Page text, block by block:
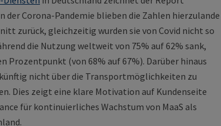
der Corona-Pandemie blieben die Zahlen hierzulande
zurück, gleichzeitig wurden sie von Covid nicht so
die Nutzung weltweit von 75% auf 62% sank,
Prozentpunkt (von 68% auf 67%). Darüber hinaus
nicht über die Transportmöglichkeiten zu
Dies zeigt eine klare Motivation auf Kundenseite
für kontinuierliches Wachstum von MaaS als